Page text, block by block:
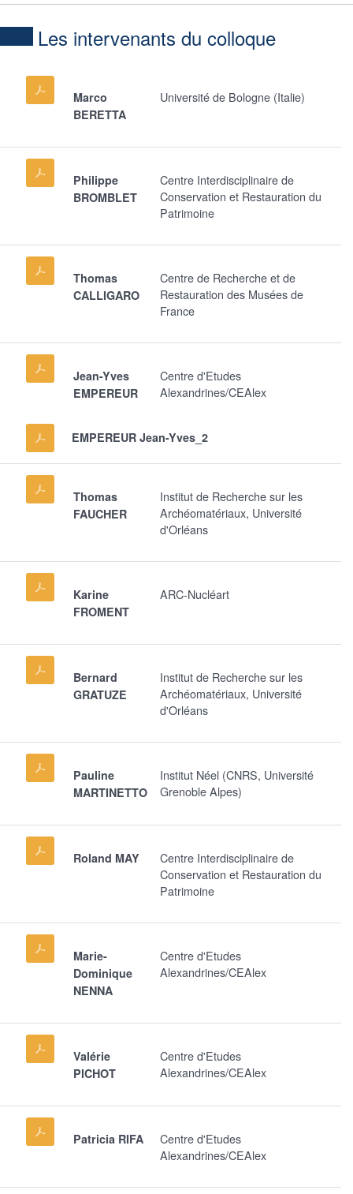
Les intervenants du colloque
Marco
BERETTA
Université de Bologne (Italie)
Philippe
BROMBLET
Centre Interdisciplinaire de
Conservation et Restauration du
Patrimoine
Thomas
CALLIGARO
Centre de Recherche et de
Restauration des Musées de
France
Jean-Yves
EMPEREUR
Centre d'Etudes
Alexandrines/CEAlex
EMPEREUR Jean-Yves_2
Thomas
FAUCHER
Institut de Recherche sur les
Archéomatériaux, Université
d'Orléans
Karine
FROMENT
ARC-Nucléart
Bernard
GRATUZE
Institut de Recherche sur les
Archéomatériaux, Université
d'Orléans
Pauline
MARTINETTO
Institut Néel (CNRS, Université
Grenoble Alpes)
Roland MAY
Centre Interdisciplinaire de
Conservation et Restauration du
Patrimoine
Marie-
Dominique
NENNA
Centre d'Etudes
Alexandrines/CEAlex
Valérie
PICHOT
Centre d'Etudes
Alexandrines/CEAlex
Patricia RIFA
Centre d'Etudes
Alexandrines/CEAlex